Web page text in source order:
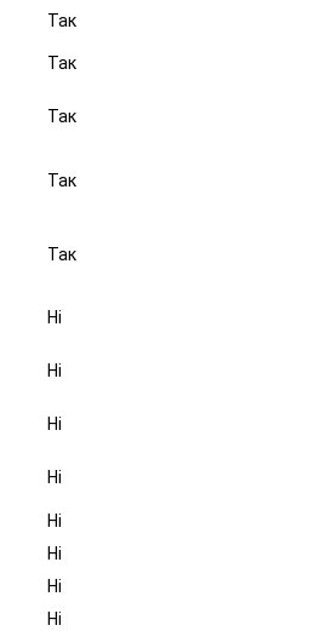
Так
Так
Так
Так
Так
Ні
Ні
Ні
Ні
Ні
Ні
Ні
Ні